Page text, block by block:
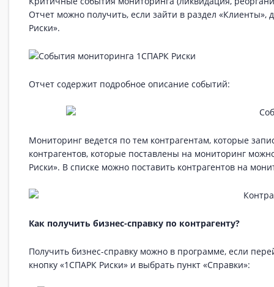
Отчет можно получить, если зайти в раздел
Риски».
Отчет содержит подробное описание событий:
Мониторинг ведется по тем контрагентам, которые
контрагентов, которые поставлены на мониторинг
Риски». В списке можно поставить контрагентов на
Как получить бизнес-справку по контрагенту?
Получить бизнес-справку можно в программе, если
кнопку «1СПАРК Риски» и выбрать пункт «Справки»: